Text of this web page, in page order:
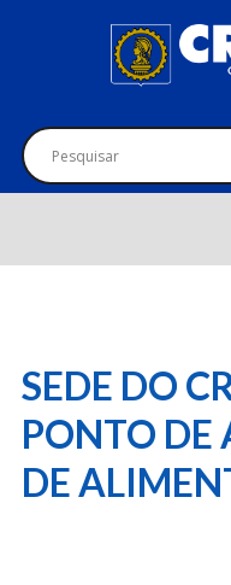
SEDE DO
PONTO DE
DE